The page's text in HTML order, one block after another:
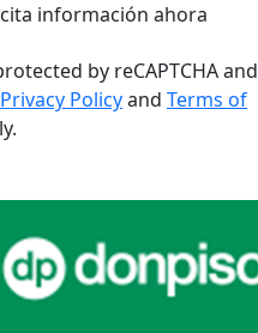
información ahora
by reCAPTCHA and
Privacy Policyand Terms of